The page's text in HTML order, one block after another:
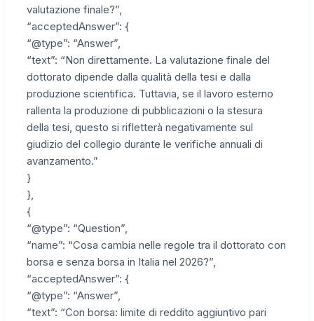
valutazione finale?”,
“acceptedAnswer”: {
“@type”: “Answer”,
“text”: “Non direttamente. La valutazione finale del
dottorato dipende dalla qualità della tesi e dalla
produzione scientifica. Tuttavia, se il lavoro esterno
rallenta la produzione di pubblicazioni o la stesura
della tesi, questo si rifletterà negativamente sul
giudizio del collegio durante le verifiche annuali di
avanzamento.”
}
},
{
“@type”: “Question”,
“name”: “Cosa cambia nelle regole tra il dottorato con
borsa e senza borsa in Italia nel 2026?”,
“acceptedAnswer”: {
“@type”: “Answer”,
“text”: “Con borsa: limite di reddito aggiuntivo pari